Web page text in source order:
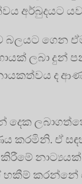
අර්බුදයට
බලයට ගෙන
ලබා දුන්
ද
කරමිනි. ඒ
හකීම් කරන්නේ